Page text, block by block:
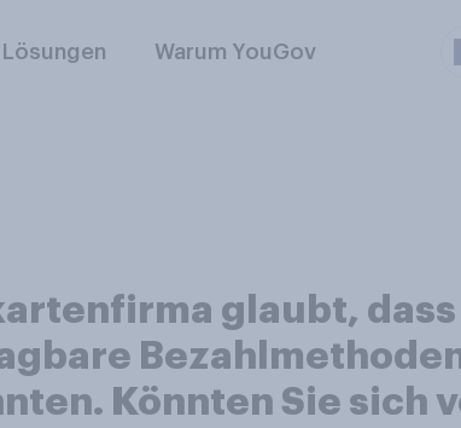
Lösungen Warum YouGov
glaubt, dass
Könnten Sie sich